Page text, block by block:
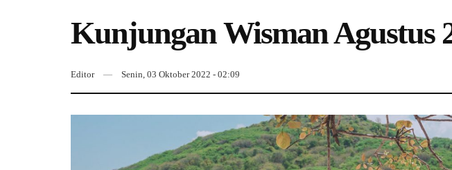
Kunjungan Wisman Agustus
Editor Senin, 03 Oktober 2022 - 02:09